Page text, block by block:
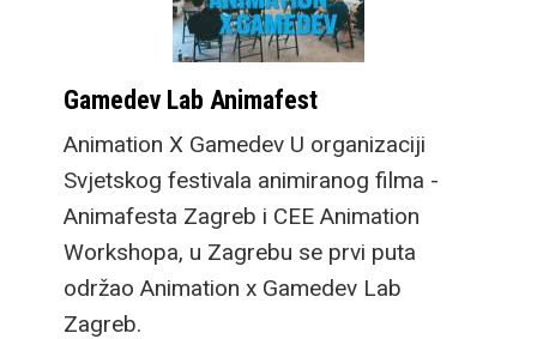
Gamedev Lab Animafest
Animation X Gamedev U organizaciji
Svjetskog festivala animiranog filma -
Animafesta Zagreb i CEE Animation
Workshopa, u Zagrebu se prvi puta
održao Animation x Gamedev Lab
Zagreb.